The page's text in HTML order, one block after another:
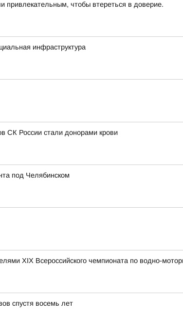
привлекательным, чтобы втереться в доверие.
инфраструктура
СК России стали донорами крови
под Челябинском
XIX Всероссийского чемпионата по водно-
спустя восемь лет